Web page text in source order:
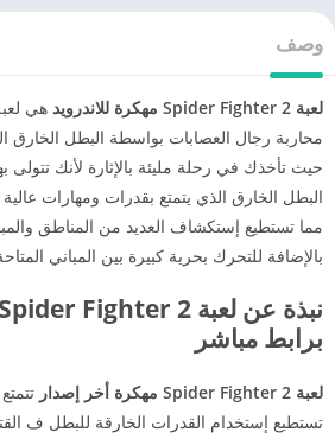
وصف
لعبة Spider Fighter 2 مهكرة للاندرويد
هي
محاربة رجال العصابات بواسطة البطل الخارق
حيث تأخذك في رحلة مليئة بالإثارة لأنك
البطل الخارق الذي يتمتع بقدرات ومهارات
مما تستطيع إستكشاف العديد من المناطق
بالإضافة للتحرك بحرية كبيرة بين المباني
برابط مباشر
لعبة Spider Fighter 2 مهكرة أخر إصدار
تستطيع إستخدام القدرات الخارقة للبطل ف